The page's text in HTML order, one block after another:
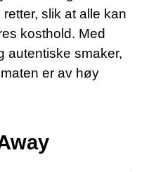
slik at alle kan
kosthold. Med
autentiske smaker,
er av høy